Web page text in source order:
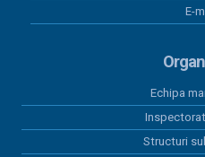
E-
Echipa
Structuri